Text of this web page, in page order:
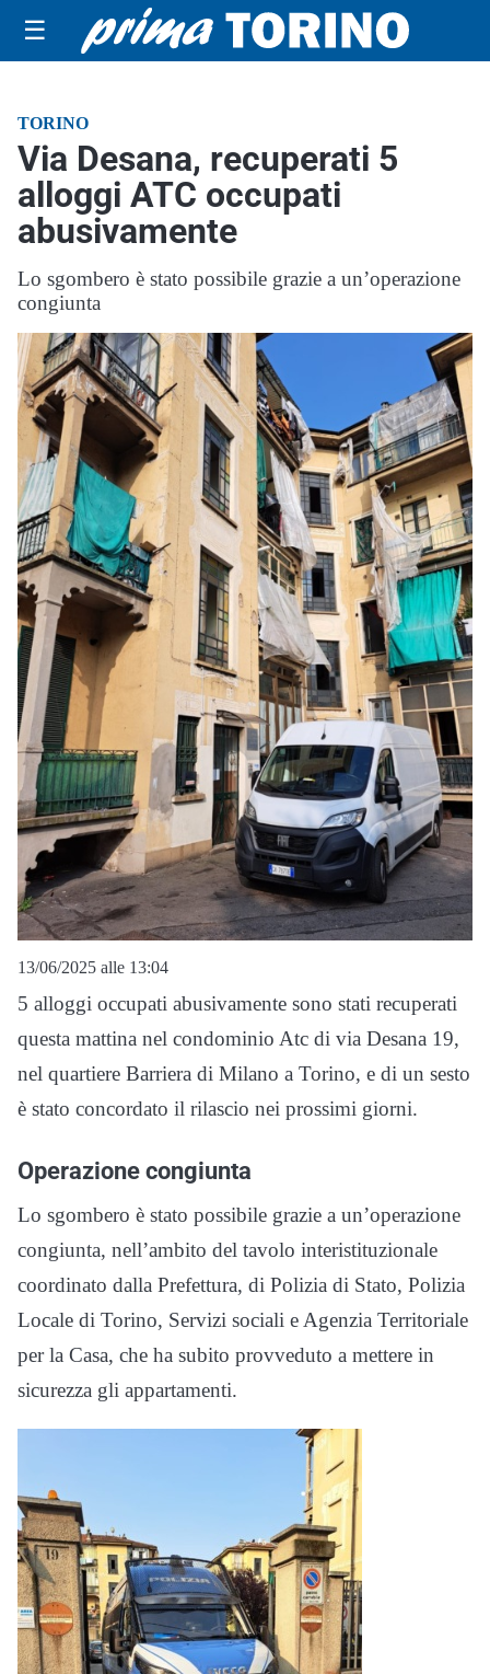
☰
TORINO
Via Desana, recuperati 5
alloggi ATC occupati
abusivamente
Lo sgombero è stato possibile grazie a un’operazione
congiunta
13/06/2025 alle 13:04
5 alloggi occupati abusivamente sono stati recuperati
questa mattina nel condominio Atc di via Desana 19,
nel quartiere Barriera di Milano a Torino, e di un sesto
è stato concordato il rilascio nei prossimi giorni.
Operazione congiunta
Lo sgombero è stato possibile grazie a un’operazione
congiunta, nell’ambito del tavolo interistituzionale
coordinato dalla Prefettura, di Polizia di Stato, Polizia
Locale di Torino, Servizi sociali e Agenzia Territoriale
per la Casa, che ha subito provveduto a mettere in
sicurezza gli appartamenti.